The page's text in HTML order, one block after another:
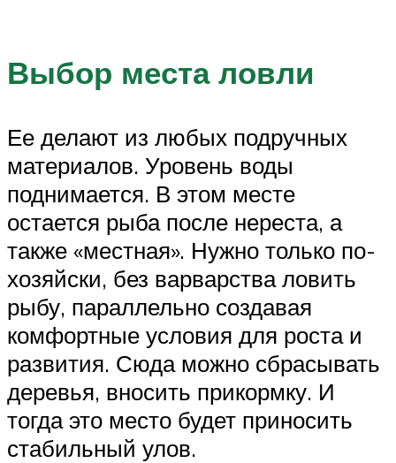
Выбор места ловли
Ее делают из любых подручных
материалов. Уровень воды
поднимается. В этом месте
остается рыба после нереста, а
также «местная». Нужно только по-
хозяйски, без варварства ловить
рыбу, параллельно создавая
комфортные условия для роста и
развития. Сюда можно сбрасывать
деревья, вносить прикормку. И
тогда это место будет приносить
стабильный улов.